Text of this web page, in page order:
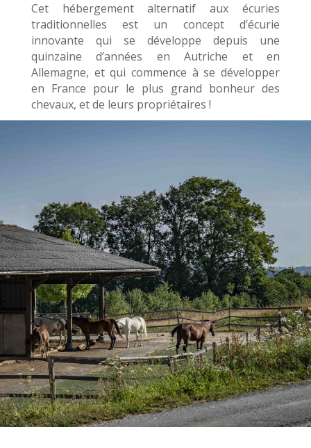
Cet hébergement alternatif aux écuries
traditionnelles est un concept d’écurie
innovante qui se développe depuis une
quinzaine d’années en Autriche et en
Allemagne, et qui commence à se développer
en France pour le plus grand bonheur des
chevaux, et de leurs propriétaires !